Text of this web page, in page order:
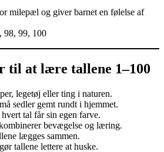
milepæl og giver barnet en følelse af
98, 99, 100
til at lære tallene 1–100
legetøj eller ting i naturen.
sedler gemt rundt i hjemmet.
tal får sin egen farve.
bevægelse og læring.
lægges sammen.
tallene lettere at huske.